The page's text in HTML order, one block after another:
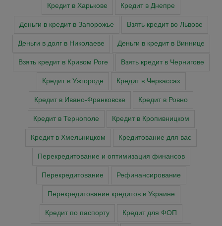
Кредит в Харькове Кредит в Днепре
Деньги в кредит в Запорожье Взять кредит во Львове
Деньги в долг в Николаеве Деньги в кредит в Виннице
Взять кредит в Кривом Роге Взять кредит в Чернигове
Кредит в Ужгороде Кредит в Черкассах
Кредит в Ивано-Франковске Кредит в Ровно
Кредит в Тернополе Кредит в Кропивницком
Кредит в Хмельницком Кредитование для вас
Перекредитование и оптимизация финансов
Перекредитование Рефинансирование
Перекредитование кредитов в Украине
Кредит по паспорту Кредит для ФОП